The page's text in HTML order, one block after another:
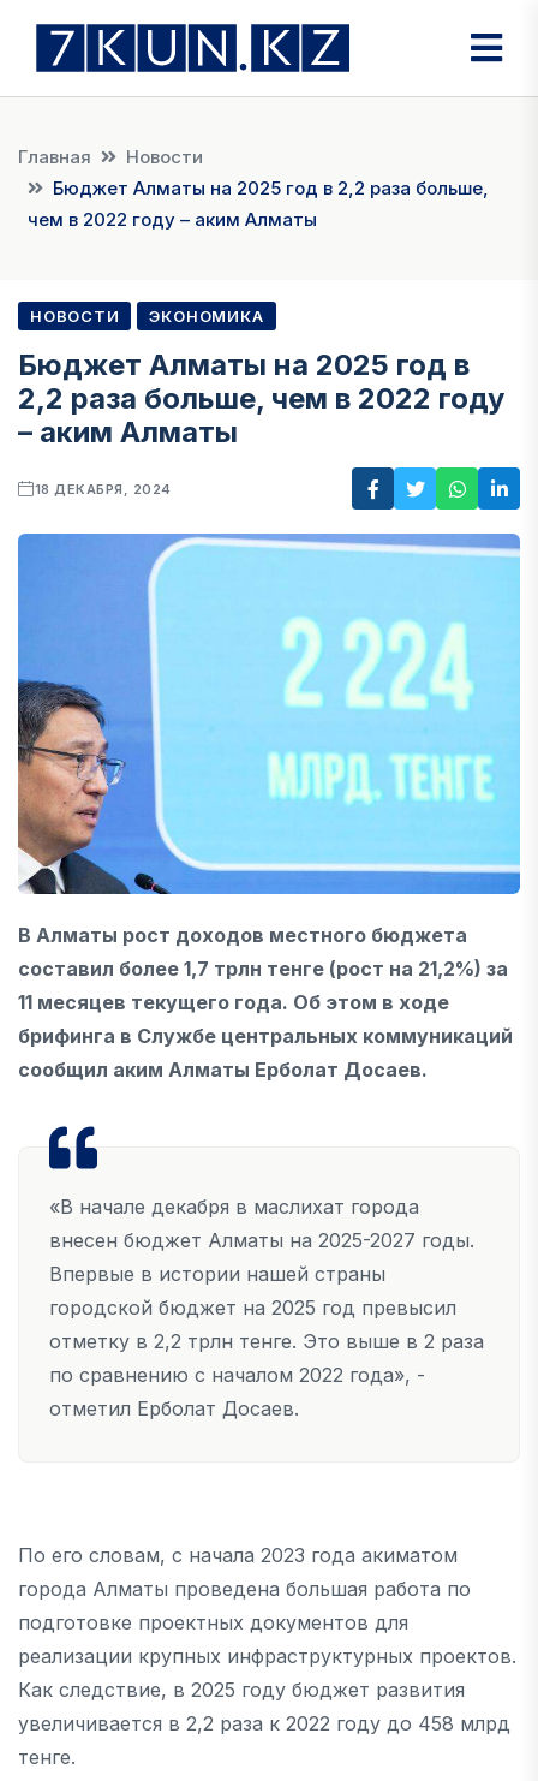
Главная
Новости
Бюджет Алматы на 2025 год в 2,2 раза больше,
чем в 2022 году – аким Алматы
НОВОСТИ ЭКОНОМИКА
Бюджет Алматы на 2025 год в
2,2 раза больше, чем в 2022 году
– аким Алматы
18 ДЕКАБРЯ, 2024
В Алматы рост доходов местного бюджета
составил более 1,7 трлн тенге (рост на 21,2%) за
11 месяцев текущего года. Об этом в ходе
брифинга в Службе центральных коммуникаций
сообщил аким Алматы Ерболат Досаев.
«В начале декабря в маслихат города
внесен бюджет Алматы на 2025-2027 годы.
Впервые в истории нашей страны
городской бюджет на 2025 год превысил
отметку в 2,2 трлн тенге. Это выше в 2 раза
по сравнению с началом 2022 года», -
отметил Ерболат Досаев.
По его словам, с начала 2023 года акиматом
города Алматы проведена большая работа по
подготовке проектных документов для
реализации крупных инфраструктурных проектов.
Как следствие, в 2025 году бюджет развития
увеличивается в 2,2 раза к 2022 году до 458 млрд
тенге.